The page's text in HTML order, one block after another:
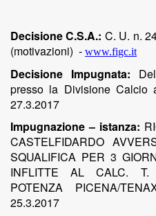
Decisione C.S.A.: C. U. n.
(motivazioni) - www.figc.it
Decisione Impugnata:
presso la Divisione
27.3.2017
Impugnazione – istanza:
CASTELFIDARDO
SQUALIFICA PER 3
INFLITTE AL CALC. T.
POTENZA PICENA/
25.3.2017